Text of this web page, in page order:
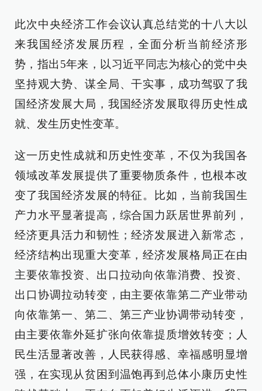
此次中央经济工作会议认真总结党的十八大以
来我国经济发展历程，全面分析当前经济形
势，指出5年来，以习近平同志为核心的党中央
坚持观大势、谋全局、干实事，成功驾驭了我
国经济发展大局，我国经济发展取得历史性成
就、发生历史性变革。
这一历史性成就和历史性变革，不仅为我国各
领域改革发展提供了重要物质条件，也根本改
变了我国经济发展的特征。比如，当前我国生
产力水平显著提高，综合国力跃居世界前列，
经济更具活力和韧性；经济发展进入新常态，
经济结构出现重大变革，经济发展格局正在由
主要依靠投资、出口拉动向依靠消费、投资、
出口协调拉动转变，由主要依靠第二产业带动
向依靠第一、第二、第三产业协调带动转变，
由主要依靠外延扩张向依靠提质增效转变；人
民生活显著改善，人民获得感、幸福感明显增
强，在实现从贫困到温饱再到总体小康历史性